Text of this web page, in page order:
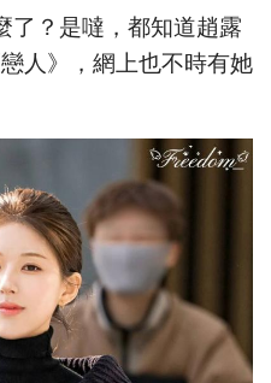
了？是噠，都知道趙露
人》，網上也不時有她